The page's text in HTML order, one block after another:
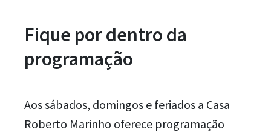
Fique por dentro da
programação
Aos sábados, domingos e feriados a Casa
Roberto Marinho oferece programação